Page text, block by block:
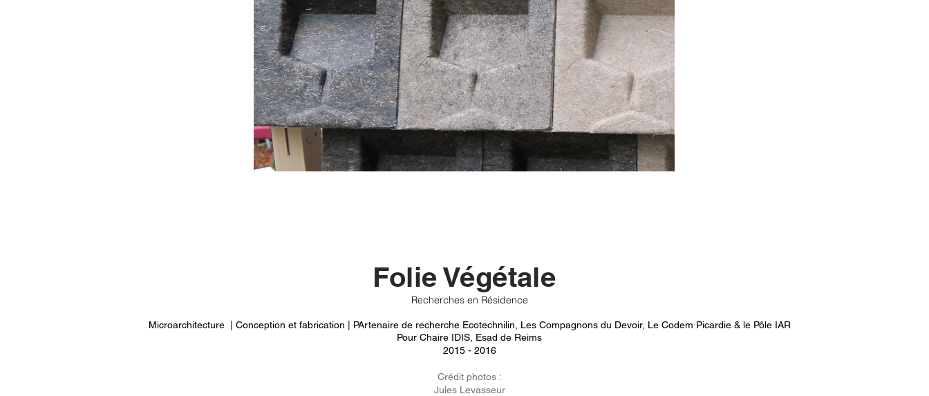
Folie Végétale
Recherches en Résidence
Microarchitecture | Conception et fabrication | PArtenaire de rechercheEcotechnilin, Les Compagnons du Devoir, Le Codem Picardie & le Pôle IAR
Pour Chaire IDIS, Esad de Reims
2015 - 2016
Crédit photos :
Jules Levasseur